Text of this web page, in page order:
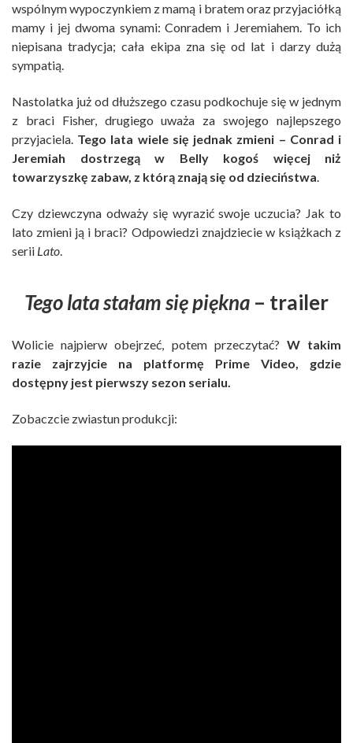
wspólnym wypoczynkiem z mamą i bratem oraz przyjaciółką
mamy i jej dwoma synami: Conradem i Jeremiahem. To ich
niepisana tradycja; cała ekipa zna się od lat i darzy dużą
sympatią.
Nastolatka już od dłuższego czasu podkochuje się w jednym
z braci Fisher, drugiego uważa za swojego najlepszego
przyjaciela. Tego lata wiele się jednak zmieni – Conrad i
Jeremiah dostrzegą w Belly kogoś więcej niż
towarzyszkę zabaw, z którą znają się od dzieciństwa.
Czy dziewczyna odważy się wyrazić swoje uczucia? Jak to
lato zmieni ją i braci? Odpowiedzi znajdziecie w książkach z
serii Lato.
Tego lata stałam się piękna – trailer
Wolicie najpierw obejrzeć, potem przeczytać? W takim
razie zajrzyjcie na platformę Prime Video, gdzie
dostępny jest pierwszy sezon serialu.
Zobaczcie zwiastun produkcji: